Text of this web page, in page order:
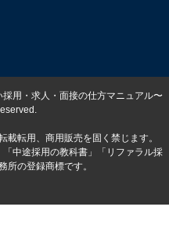
用・求人・面接の仕方マニュアル〜
転用、商用販売を固く禁じます。
中途採用の教科書」「リファラル採
所の登録商標です。